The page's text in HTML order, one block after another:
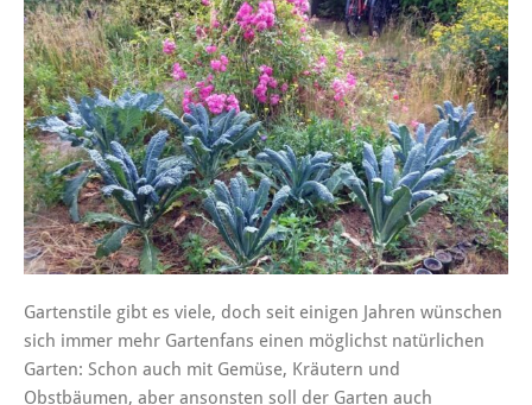
Gartenstile gibt es viele, doch seit einigen Jahren wünschen
sich immer mehr Gartenfans einen möglichst natürlichen
Garten: Schon auch mit Gemüse, Kräutern und
Obstbäumen, aber ansonsten soll der Garten auch